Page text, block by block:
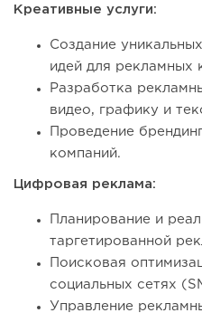
Креативные услуги:
Создание
идей для рекламных
Разработка
видео, графику и
Проведение
компаний.
Цифровая реклама:
Планирование и
таргетированной
Поисковая
социальных сетях
Управление